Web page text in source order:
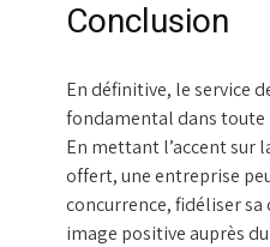
Conclusion
En définitive, le service
fondamental dans
En mettant l’accent sur
offert, une entreprise
concurrence, fidéliser
image positive auprès